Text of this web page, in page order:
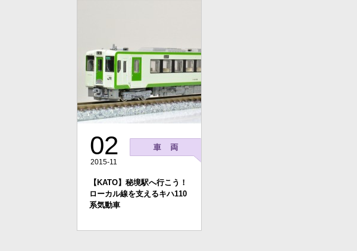
02
2015-11
【KATO】秘境駅へ行こう！
ローカル線を支えるキハ110
系気動車